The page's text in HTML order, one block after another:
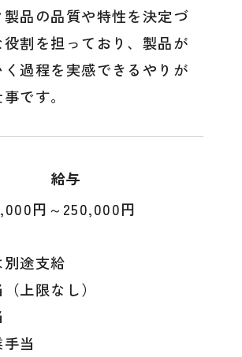
品の品質や特性を決定づ
役割を担っており、製品が
過程を実感できるやりが
です。
給与
円～250,000円
別途支給
上限なし）
当